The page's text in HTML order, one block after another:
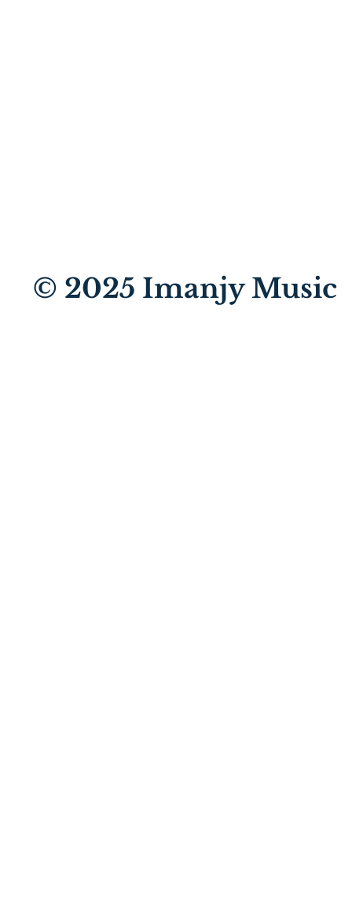
© 2025 Imanjy Music